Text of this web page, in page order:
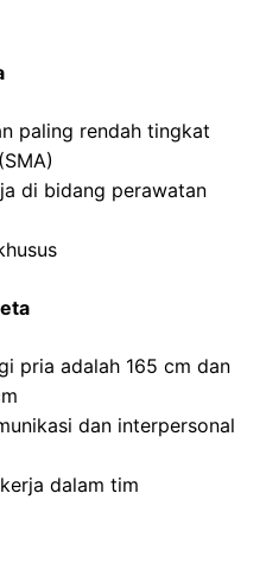
paling rendah tingkat
di bidang perawatan
pria adalah 165 cm dan
dan interpersonal
dalam tim